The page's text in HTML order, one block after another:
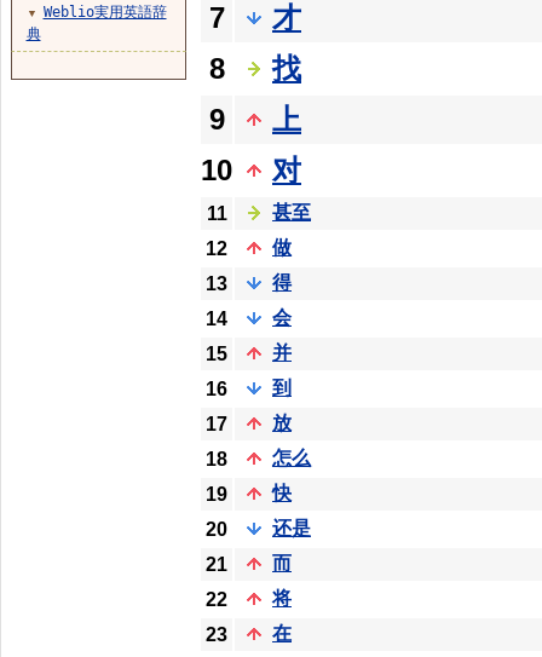
7
才
8
找
9
上
10
对
11
甚至
12
做
13
得
14
会
15
并
16
到
17
放
18
怎么
19
快
20
还是
21
而
22
将
23
在
▼
Weblio実用英語辞
典